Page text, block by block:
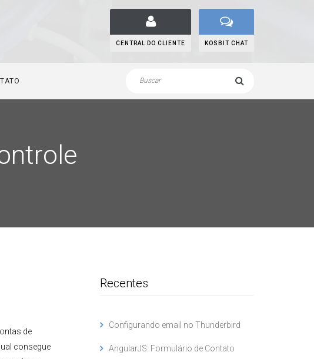
CENTRAL DO CLIENTE KOSBIT CHAT
de
consegue
Recentes
Configurando email no Thunderbird
AngularJS: Formulário de Contato